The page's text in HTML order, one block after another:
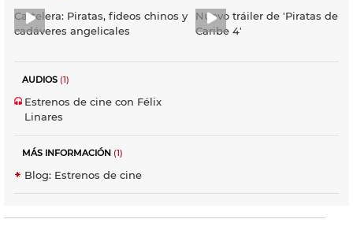
Cartelera: Piratas, fideos chinos y
cadáveres angelicales
Nuevo tráiler de 'Piratas del
Caribe 4'
AUDIOS (1)
Estrenos de cine con Félix
Linares
MÁS INFORMACIÓN (1)
Blog: Estrenos de cine